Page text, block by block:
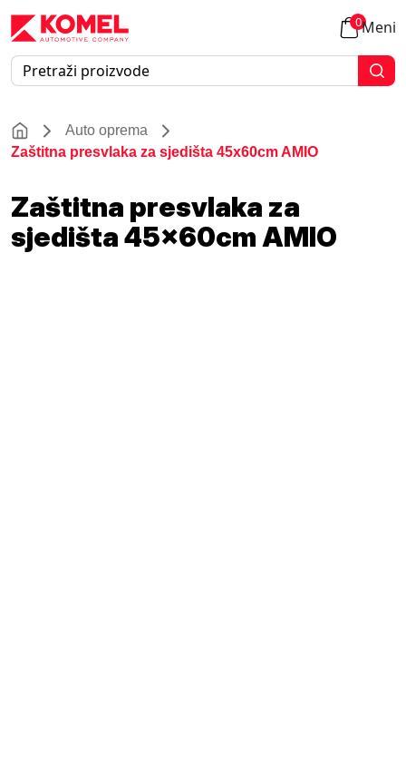
0Meni
Auto oprema
Zaštitna presvlaka za sjedišta 45x60cm AMIO
Zaštitna presvlaka za
sjedišta 45x60cm AMIO